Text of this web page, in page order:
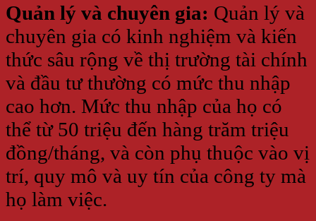
Quản lý và chuyên gia: Quản lý và
chuyên gia có kinh nghiệm và kiến
thức sâu rộng về thị trường tài chính
và đầu tư thường có mức thu nhập
cao hơn. Mức thu nhập của họ có
thể từ 50 triệu đến hàng trăm triệu
đồng/tháng, và còn phụ thuộc vào vị
trí, quy mô và uy tín của công ty mà
họ làm việc.